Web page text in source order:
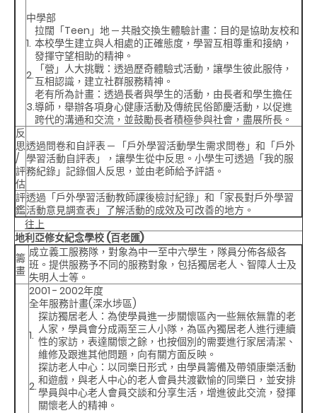
中學部
1.
拉闊「Teen」地 ─ 共融交換生體驗計畫 ：目的是協助友校和
本校學生建立與人相處的正確態度，學習互相尊重和接納，
發揮守望相助的精神。
2. 「營」人大挑戰 ：透過歷奇體驗式活動，讓學生彼此服侍，
互相認識，建立社群服務精神。
3.
老有所為計畫 ：透過長者與學生的活動，由長者和學生擔任
導師，舉辦各項身心健康活動及傳統民俗節慶活動，以促進
跨代的溝通和交流，並鼓勵長者積極參與社會，盡展所長。
反
思
/
評
估
透過問卷和自評表 ─ 「戶外學習活動學生需求問卷」和「戶外
學習活動自評表」，讓學生從中反思。小學生可透過「我的服
務紀錄」記錄個人反思，並由老師給予評語。
評
鑑
透過「戶外學習活動教師課後檢討紀錄」和「家長對戶外學習
活動意見調查表」了解活動的成效及可改善的地方。
往上
地利亞修女紀念學校 (百老匯)
籌
畫
成立義工服務隊，對象為中一至中六學生，隊員分佈各級各
班。提供服務予不同的服務對象，包括獨居老人、智障人士及
失明人士等。
2001 - 2002年度
全年服務計畫(深水埗區)
1.
探訪獨居老人 ：為使學員進一步關懷區內一些無依無靠的老
人家，學員會分成兩至三人小隊，為區內獨居老人進行連續
性的家訪，表達關懷之餘，也按個別的需要進行家居清潔、
維修及跟進其他問題，向有關方面反映。
2.
探訪老人中心 ：以同樂日形式，由學員籌備及帶領康樂活動
和遊戲，與老人中心的老人會員共渡歡愉的同樂日，並安排
學員與中心老人會員交談和分享生活，增進彼此交流，發揮
關懷老人的精神。